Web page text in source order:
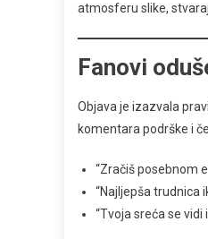
atmosferu slike,
Fanovi
Objava je izazvala
komentara podrške i
“Zračiš posebnom
“Najljepša trudnica
“Tvoja sreća se vidi